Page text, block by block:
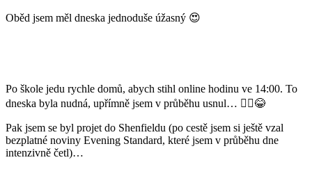
Oběd jsem měl dneska jednoduše úžasný 😍
Po škole jedu rychle domů, abych stihl online hodinu ve 14:00. To
dneska byla nudná, upřímně jsem v průběhu usnul… 🤷‍♂️😂
Pak jsem se byl projet do Shenfieldu (po cestě jsem si ještě vzal
bezplatné noviny Evening Standard, které jsem v průběhu dne
intenzivně četl)…